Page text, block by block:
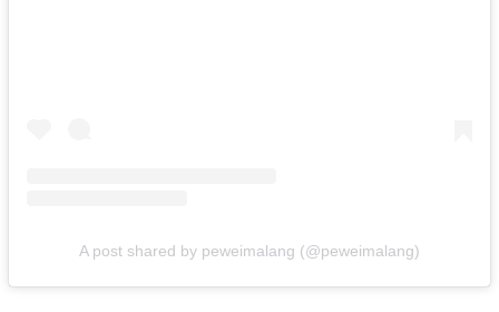
A post shared by peweimalang (@peweimalang)